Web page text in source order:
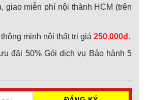
giao miễn phí nội thành HCM (trên
minh nội thất trị giá 250.000đ.
đãi 50% Gói dịch vụ Bảo hành 5